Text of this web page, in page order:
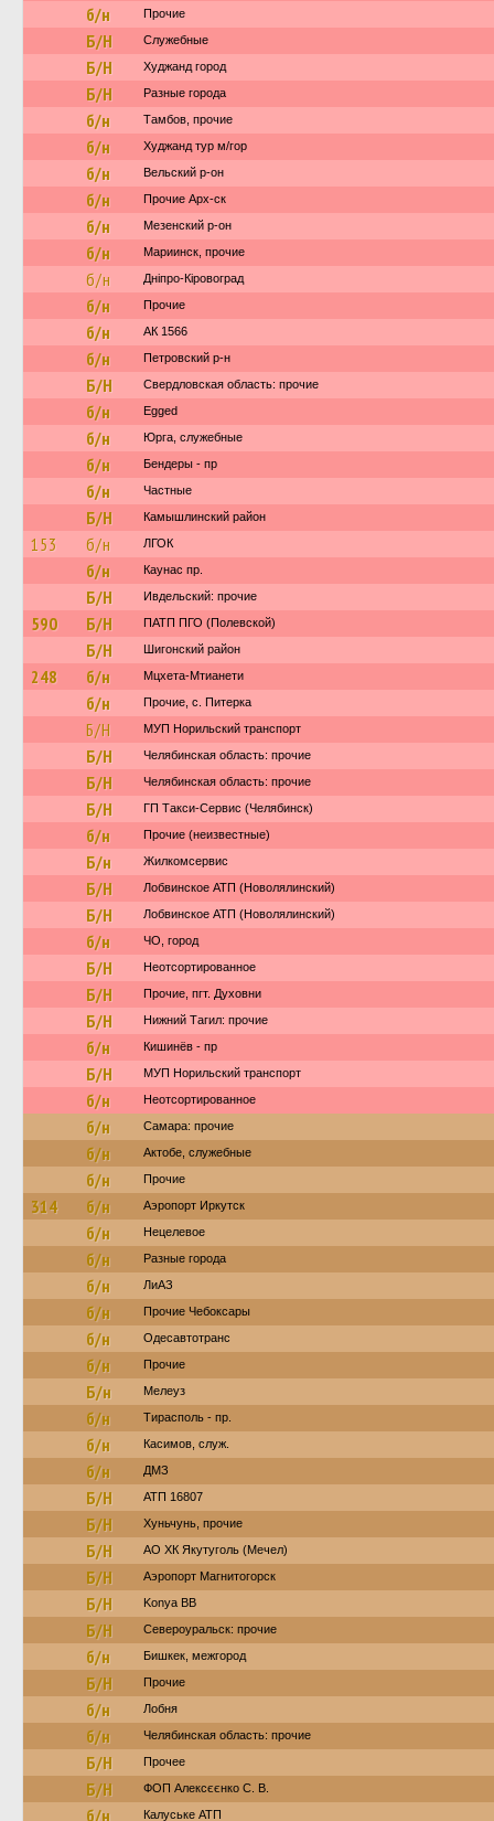
б/н Прочие
Б/Н Служебные
Б/Н Худжанд город
Б/Н Разные города
б/н Тамбов, прочие
б/н Худжанд тур м/гор
б/н Вельский р-он
б/н Прочие Арх-ск
б/н Мезенский р-он
б/н Мариинск, прочие
б/н Дніпро-Кіровоград
б/н Прочие
б/н АК 1566
б/н Петровский р-н
Б/Н Свердловская область: прочие
б/н Egged
б/н Юрга, служебные
б/н Бендеры - пр
б/н Частные
Б/Н Камышлинский район
153 б/н ЛГОК
б/н Каунас пр.
Б/Н Ивдельский: прочие
590 Б/Н ПАТП ПГО (Полевской)
Б/Н Шигонский район
248 б/н Мцхета-Мтианети
б/н Прочие, с. Питерка
Б/Н МУП Норильский транспорт
Б/Н Челябинская область: прочие
Б/Н Челябинская область: прочие
Б/Н ГП Такси-Сервис (Челябинск)
б/н Прочие (неизвестные)
Б/н Жилкомсервис
Б/Н Лобвинское АТП (Новолялинский)
Б/Н Лобвинское АТП (Новолялинский)
б/н ЧО, город
Б/Н Неотсортированное
Б/Н Прочие, пгт. Духовни
Б/Н Нижний Тагил: прочие
б/н Кишинёв - пр
Б/Н МУП Норильский транспорт
б/н Неотсортированное
б/н Самара: прочие
б/н Актобе, служебные
б/н Прочие
314 б/н Аэропорт Иркутск
б/н Нецелевое
б/н Разные города
б/н ЛиАЗ
б/н Прочие Чебоксары
б/н Одесавтотранс
б/н Прочие
Б/н Мелеуз
б/н Тирасполь - пр.
б/н Касимов, служ.
б/н ДМЗ
Б/Н АТП 16807
Б/Н Хуньчунь, прочие
Б/Н АО ХК Якутуголь (Мечел)
Б/Н Аэропорт Магнитогорск
Б/Н Konya BB
Б/Н Североуральск: прочие
б/н Бишкек, межгород
Б/Н Прочие
б/н Лобня
б/н Челябинская область: прочие
Б/Н Прочее
Б/Н ФОП Алексєєнко С. В.
б/н Калуське АТП